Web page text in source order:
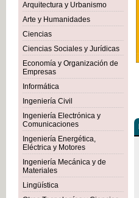
Arquitectura y Urbanismo
Arte y Humanidades
Ciencias
Ciencias Sociales y Jurídicas
Economía y Organización de
Empresas
Informática
Ingeniería Civil
Ingeniería Electrónica y
Comunicaciones
Ingeniería Energética,
Eléctrica y Motores
Ingeniería Mecánica y de
Materiales
Lingüística